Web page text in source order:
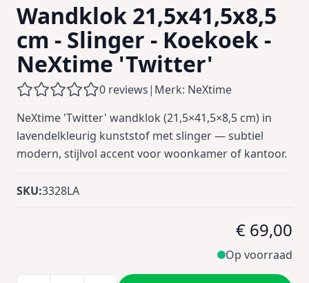
Wandklok 21,5x41,5x8,5
cm - Slinger - Koekoek -
NeXtime 'Twitter'
0 reviews| Merk: NeXtime
NeXtime 'Twitter' wandklok (21,5×41,5×8,5 cm) in
lavendelkleurig kunststof met slinger — subtiel
modern, stijlvol accent voor woonkamer of kantoor.
SKU:3328LA
€ 69,00
Op voorraad